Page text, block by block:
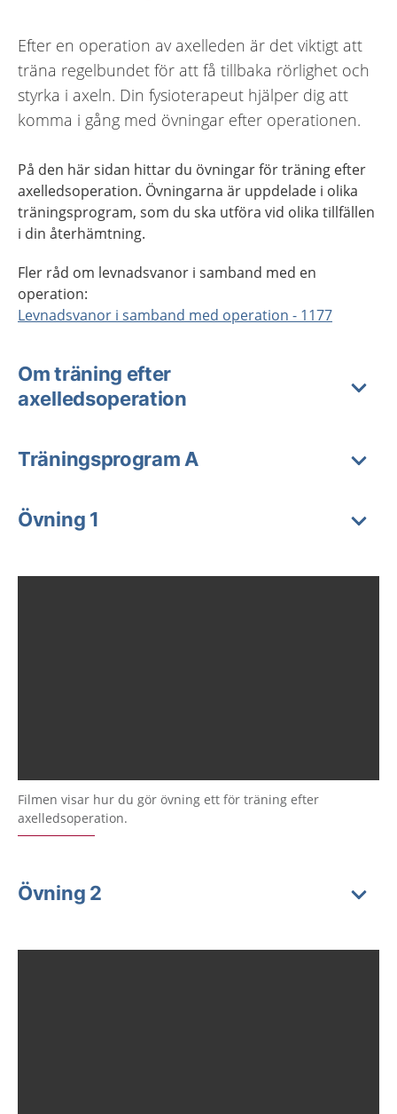
Efter en operation av axelleden är det viktigt att
träna regelbundet för att få tillbaka rörlighet och
styrka i axeln. Din fysioterapeut hjälper dig att
komma i gång med övningar efter operationen.
På den här sidan hittar du övningar för träning efter
axelledsoperation. Övningarna är uppdelade i olika
träningsprogram, som du ska utföra vid olika tillfällen
i din återhämtning.
Fler råd om levnadsvanor i samband med en
operation:
Levnadsvanor i samband med operation - 1177
Om träning efter
axelledsoperation
Träningsprogram A
Övning 1
Filmen visar hur du gör övning ett för träning efter
axelledsoperation.
Övning 2